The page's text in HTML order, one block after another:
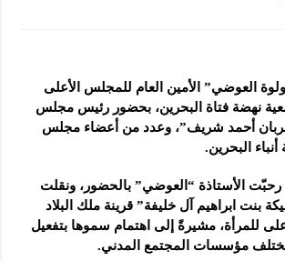
العوضي” الأمين العام للمجلس الأعلى
نهضة فتاة البحرين، بحضور رئيس مجلس
أحمد شريف”، وعدد من أعضاء مجلس
أنباء البحرين.
الأستاذة “العوضي” بالحضور، ونقلت
بنت ابراهيم آل خليفة” قرينة ملك البلاد
للمرأة، مشيرةً إلى اهتمام سموها بتفعيل
مختلف مؤسسات المجتمع المدني.